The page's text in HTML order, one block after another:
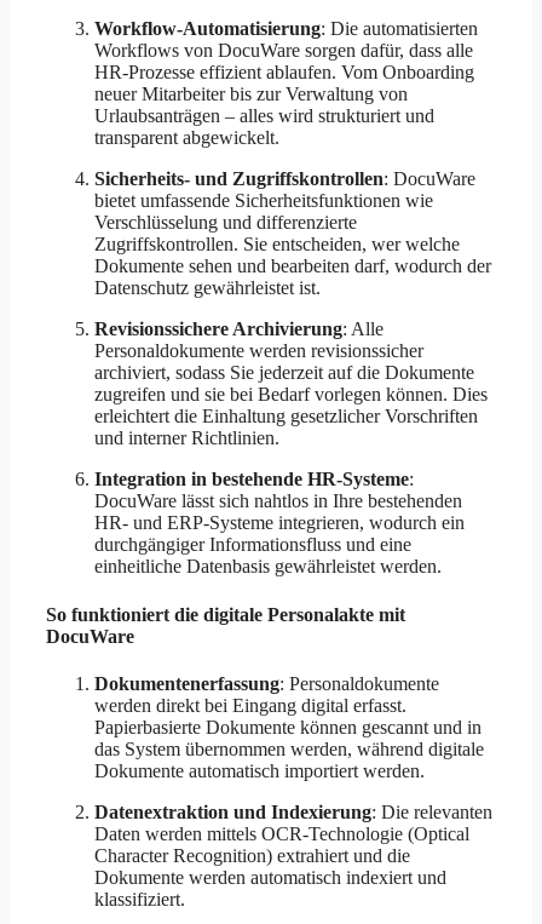
Workflow-Automatisierung: Die automatisierten
Workflows von DocuWare sorgen dafür, dass alle
HR-Prozesse effizient ablaufen. Vom Onboarding
neuer Mitarbeiter bis zur Verwaltung von
Urlaubsanträgen – alles wird strukturiert und
transparent abgewickelt.
Sicherheits- und Zugriffskontrollen: DocuWare
bietet umfassende Sicherheitsfunktionen wie
Verschlüsselung und differenzierte
Zugriffskontrollen. Sie entscheiden, wer welche
Dokumente sehen und bearbeiten darf, wodurch der
Datenschutz gewährleistet ist.
Revisionssichere Archivierung: Alle
Personaldokumente werden revisionssicher
archiviert, sodass Sie jederzeit auf die Dokumente
zugreifen und sie bei Bedarf vorlegen können. Dies
erleichtert die Einhaltung gesetzlicher Vorschriften
und interner Richtlinien.
Integration in bestehende HR-Systeme:
DocuWare lässt sich nahtlos in Ihre bestehenden
HR- und ERP-Systeme integrieren, wodurch ein
durchgängiger Informationsfluss und eine
einheitliche Datenbasis gewährleistet werden.
So funktioniert die digitale Personalakte mit
DocuWare
Dokumentenerfassung: Personaldokumente
werden direkt bei Eingang digital erfasst.
Papierbasierte Dokumente können gescannt und in
das System übernommen werden, während digitale
Dokumente automatisch importiert werden.
Datenextraktion und Indexierung: Die relevanten
Daten werden mittels OCR-Technologie (Optical
Character Recognition) extrahiert und die
Dokumente werden automatisch indexiert und
klassifiziert.